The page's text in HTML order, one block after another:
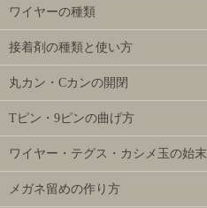
ワイヤーの種類
接着剤の種類と使い方
丸カン・Cカンの開閉
Tピン・9ピンの曲げ方
ワイヤー・テグス・カシメ玉の始末
メガネ留めの作り方